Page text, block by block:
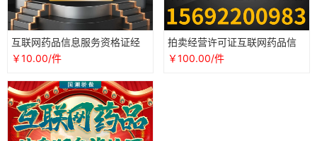
互联网药品信息服务资格证经
营性非经营增值电信许可证icp
￥10.00/件
拍卖经营许可证互联网药品信
息服务资格证书流程说明
￥100.00/件